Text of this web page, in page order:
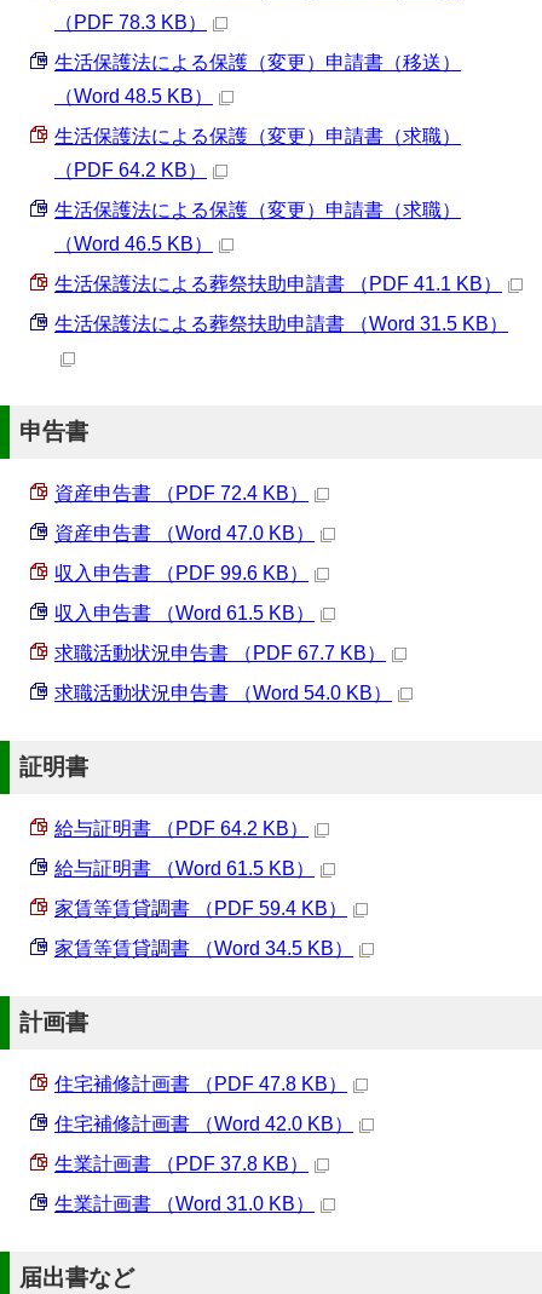
（PDF 78.3 KB）
生活保護法による保護（変更）申請書（移送）
（Word 48.5 KB）
生活保護法による保護（変更）申請書（求職）
（PDF 64.2 KB）
生活保護法による保護（変更）申請書（求職）
（Word 46.5 KB）
生活保護法による葬祭扶助申請書 （PDF 41.1 KB）
生活保護法による葬祭扶助申請書 （Word 31.5 KB）
申告書
資産申告書 （PDF 72.4 KB）
資産申告書 （Word 47.0 KB）
収入申告書 （PDF 99.6 KB）
収入申告書 （Word 61.5 KB）
求職活動状況申告書 （PDF 67.7 KB）
求職活動状況申告書 （Word 54.0 KB）
証明書
給与証明書 （PDF 64.2 KB）
給与証明書 （Word 61.5 KB）
家賃等賃貸調書 （PDF 59.4 KB）
家賃等賃貸調書 （Word 34.5 KB）
計画書
住宅補修計画書 （PDF 47.8 KB）
住宅補修計画書 （Word 42.0 KB）
生業計画書 （PDF 37.8 KB）
生業計画書 （Word 31.0 KB）
届出書など